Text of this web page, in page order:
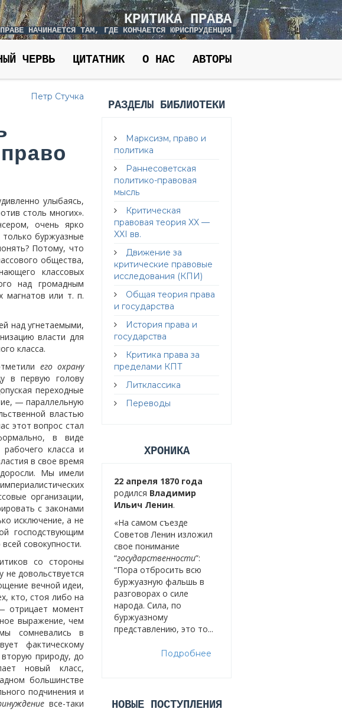
КРИТИКА ПРАВА
НАЧИНАЕТСЯ ТАМ, ГДЕ КОНЧАЕТСЯ ЮРИСПРУДЕНЦИЯ
ЧЕРВЬ ЦИТАТНИК О НАС АВТОРЫ
Петр Стучка
улыбаясь,
столь многих».
очень ярко
буржуазные
Потому, что
общества,
классовых
над громадным
магнатов или т. п.
над угнетаемыми,
власти для
класса.
его охрану
в первую голову
переходные
— параллельную
властью
этот вопрос стал
в виде
класса и
в свое время
Мы имели
организации,
с законами
исключение, а не
господствующим
совокупности.
со стороны
не довольствуется
вечной идеи,
кто, стоя либо на
отрицает момент
выражение, чем
сомневались в
фактическому
природу, до
новый класс,
большинстве
подчинения и
все-таки
РАЗДЕЛЫ БИБЛИОТЕКИ
Марксизм, право и
политика
Раннесоветская
политико-правовая
мысль
Критическая
правовая теория XX —
XXI вв.
Движение за
критические правовые
исследования (КПИ)
Общая теория права
и государства
История права и
государства
Критика права за
пределами КПТ
Литклассика
Переводы
ХРОНИКА
22 апреля 1870 года
родился Владимир
Ильич Ленин.
«На самом съезде
Советов Ленин изложил
свое понимание
“государственности”:
“Пора отбросить всю
буржуазную фальшь в
разговорах о силе
народа. Сила, по
буржуазному
представлению, это то...
Подробнее
НОВЫЕ ПОСТУПЛЕНИЯ